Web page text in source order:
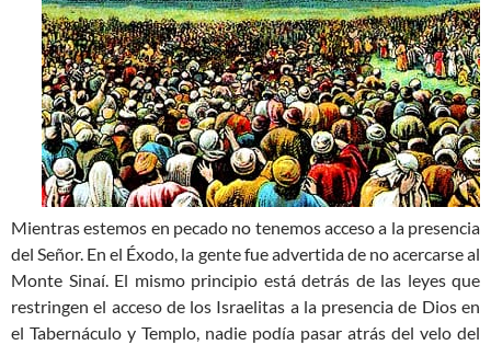
Mientras estemos en pecado no tenemos acceso a la presencia
del Señor. En el Éxodo, la gente fue advertida de no acercarse al
Monte Sinaí. El mismo principio está detrás de las leyes que
restringen el acceso de los Israelitas a la presencia de Dios en
el Tabernáculo y Templo, nadie podía pasar atrás del velo del